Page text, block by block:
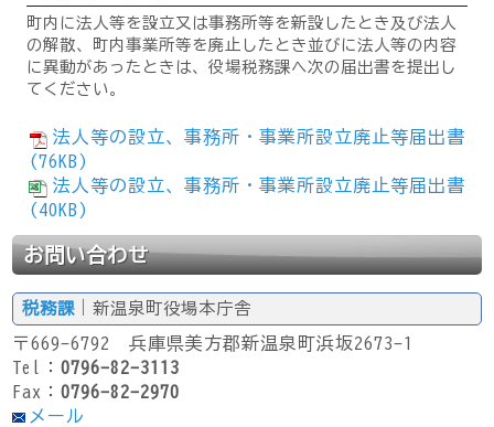
町内に法人等を設立又は事務所等を新設したとき及び法人
の解散、町内事業所等を廃止したとき並びに法人等の内容
に異動があったときは、役場税務課へ次の届出書を提出し
てください。
法人等の設立、事務所・事業所設立廃止等届出書
(76KB)
法人等の設立、事務所・事業所設立廃止等届出書
(40KB)
お問い合わせ
税務課 ｜新温泉町役場本庁舎
〒669-6792 兵庫県美方郡新温泉町浜坂2673-1
Tel：0796-82-3113
Fax：0796-82-2970
メール